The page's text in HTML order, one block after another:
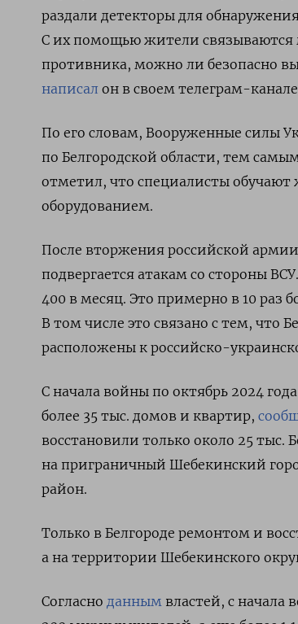
раздали детекторы для
С их помощью жители связываются
противника, можно ли безопасно
написал он в своем телеграм-
По его словам, Вооруженные силы
по Белгородской области, тем
отметил, что специалисты обучают
оборудованием.
После вторжения российской армии
подвергается атакам со стороны
400 в месяц. Это примерно в 10 раз
В том числе это связано с тем, что
расположены к российско-
С начала войны по октябрь 2024
более 35 тыс. домов и квартир,
восстановили только около 25
на приграничный Шебекинский
район.
Только в Белгороде ремонтом и
а на территории Шебекинского
Согласно данным властей, с начала